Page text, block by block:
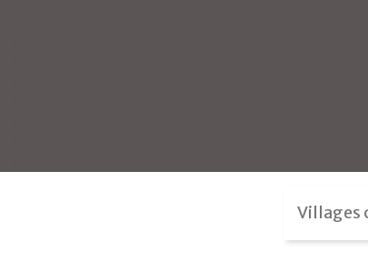
Villages